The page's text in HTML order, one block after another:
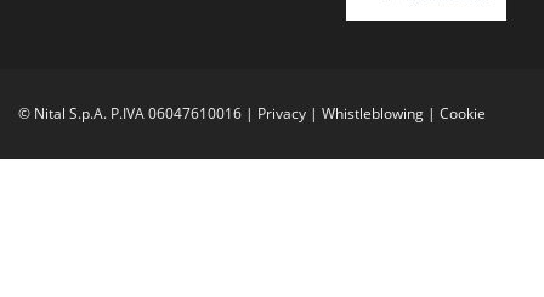
© Nital S.p.A. P.IVA 06047610016 | Privacy | Whistleblowing | Cookie